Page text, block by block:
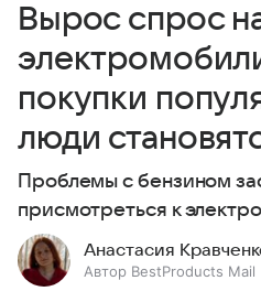
Вырос спрос
покупки
люди
Проблемы с бензином
присмотреться к
Анастасия
Автор BestProducts Mail